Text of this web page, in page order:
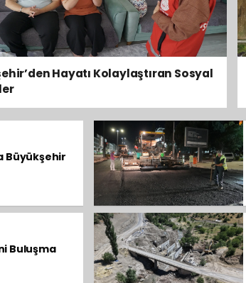
Hayatı Kolaylaştıran Sosyal
Büyükşehir
Buluşma